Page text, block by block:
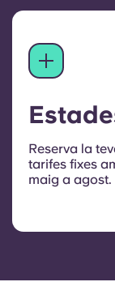
Reserva la
tarifes fixes
maig a agost.